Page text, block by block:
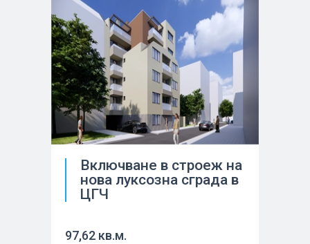
Включване в строеж на
нова луксозна сграда в
ЦГЧ
97,62 кв.м.